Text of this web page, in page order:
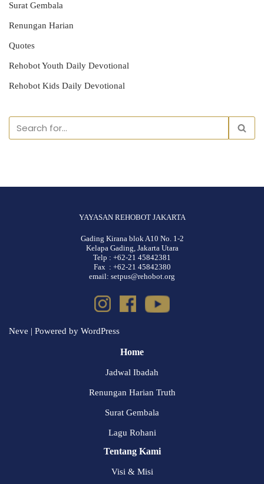
Surat Gembala
Renungan Harian
Quotes
Rehobot Youth Daily Devotional
Rehobot Kids Daily Devotional
YAYASAN REHOBOT JAKARTA
Gading Kirana blok A10 No. 1-2
Kelapa Gading, Jakarta Utara
Telp : +62-21 45842381
Fax : +62-21 45842380
email: setpus@rehobot.org
Neve | Powered by WordPress
Home
Jadwal Ibadah
Renungan Harian Truth
Surat Gembala
Lagu Rohani
Tentang Kami
Visi & Misi